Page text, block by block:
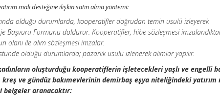
malı desteğine ilişkin satın alma yöntemi:
olduğu durumlarda, kooperatifler doğrudan temin usulü izleyerek
Başvuru Formunu doldurur. Kooperatifler, hibe sözleşmesi
olanı ile alım sözleşmesi imzalar.
olduğu durumlarda; pazarlık usulü izlenerek alımlar yapılır.
kadınların oluşturduğu kooperatiflerin işletecekleri yaşlı ve engelli
ve gündüz bakımevlerinin demirbaş eşya niteliğindeki yatırım
belgeler aranacaktır: